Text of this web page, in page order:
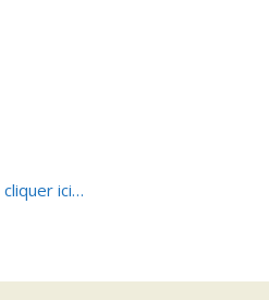
cliquer ici…